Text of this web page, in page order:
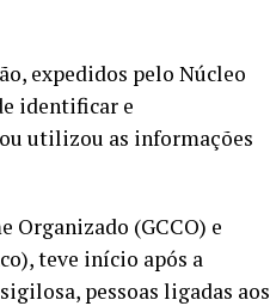
expedidos pelo Núcleo
identificar e
utilizou as informações
Organizado (GCCO) e
teve início após a
pessoas ligadas aos